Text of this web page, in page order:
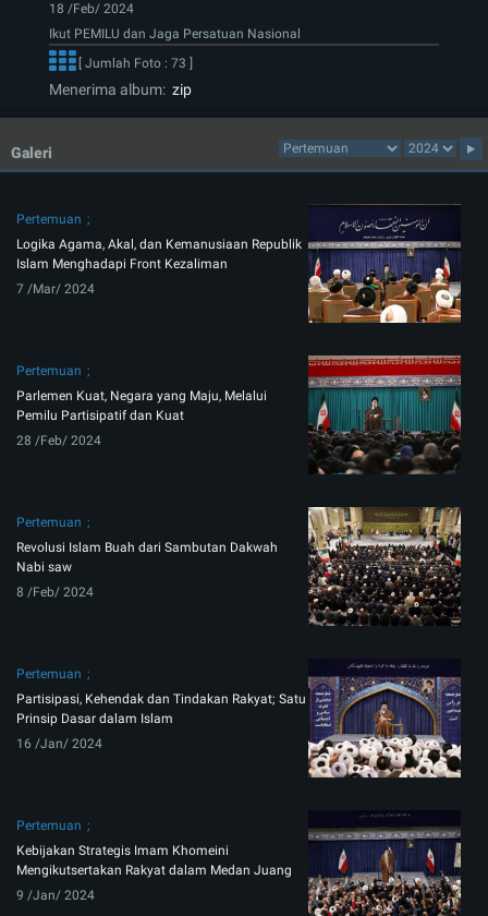
18 /Feb/ 2024
Ikut PEMILU dan Jaga Persatuan Nasional
[ Jumlah Foto : 73 ]
Menerima album: zip
Galeri
Pertemuan
Logika Agama, Akal, dan Kemanusiaan Republik
Islam Menghadapi Front Kezaliman
7 /Mar/ 2024
Pertemuan
Parlemen Kuat, Negara yang Maju, Melalui
Pemilu Partisipatif dan Kuat
28 /Feb/ 2024
Pertemuan
Revolusi Islam Buah dari Sambutan Dakwah
Nabi saw
8 /Feb/ 2024
Pertemuan
Partisipasi, Kehendak dan Tindakan Rakyat; Satu
Prinsip Dasar dalam Islam
16 /Jan/ 2024
Pertemuan
Kebijakan Strategis Imam Khomeini
Mengikutsertakan Rakyat dalam Medan Juang
9 /Jan/ 2024